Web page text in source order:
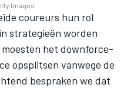
Images
coureurs hun rol
strategieën worden
het downforce-
opsplitsen vanwege de
bespraken we dat